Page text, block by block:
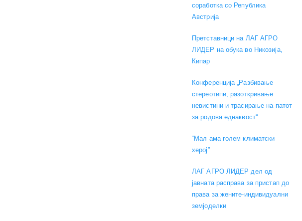
соработка со Република
Австрија
Претставници на ЛАГ АГРО
ЛИДЕР на обука во Никозија,
Кипар
Конференција „Разбивање
стереотипи, разоткривање
невистини и трасирање на патот
за родова еднаквост“
“Мал ама голем климатски
херој”
ЛАГ АГРО ЛИДЕР дел од
јавната расправа за пристап до
права за жените-индивидуални
земјоделки